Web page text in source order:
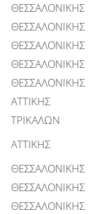
ΘΕΣΣΑΛΟΝΙΚΗΣ
ΘΕΣΣΑΛΟΝΙΚΗΣ
ΘΕΣΣΑΛΟΝΙΚΗΣ
ΘΕΣΣΑΛΟΝΙΚΗΣ
ΘΕΣΣΑΛΟΝΙΚΗΣ
ΑΤΤΙΚΗΣ
ΤΡΙΚΑΛΩΝ
ΑΤΤΙΚΗΣ
ΘΕΣΣΑΛΟΝΙΚΗΣ
ΘΕΣΣΑΛΟΝΙΚΗΣ
ΘΕΣΣΑΛΟΝΙΚΗΣ